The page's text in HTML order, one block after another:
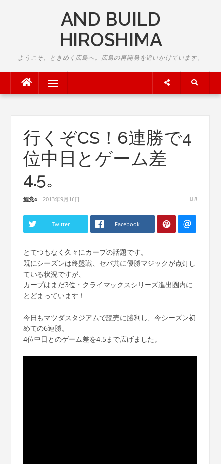
AND BUILD
HIROSHIMA
ようこそ、ときめく広島へ。広島の再開発を追いかけています。
Menu
行くぞCS！6連勝で4
位中日とゲーム差
4.5。
鯉党α 2013年9月16日 8
Twitter Facebook
とてつもなく久々にカープの話題です。
既にシーズンは終盤戦、セパ共に優勝マジックが点灯し
ている状況ですが、
カープはまだ3位・クライマックスシリーズ進出圏内に
とどまっています！
今日もマツダスタジアムで読売に勝利し、今シーズン初
めての6連勝。
4位中日とのゲーム差を4.5まで広げました。